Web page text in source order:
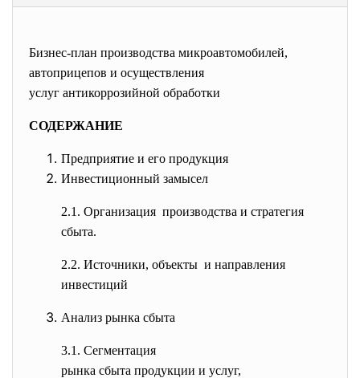
Бизнес-план производства микроавтомобилей,
автоприцепов и осуществления
услуг антикоррозийной обработки
СОДЕРЖАНИЕ
Предприятие и его продукция
Инвестиционный замысел
2.1. Организация производства и стратегия
сбыта.
2.2. Источники, объекты и направления
инвестиций
Анализ рынка сбыта
3.1. Сегментация
рынка сбыта продукции и услуг,